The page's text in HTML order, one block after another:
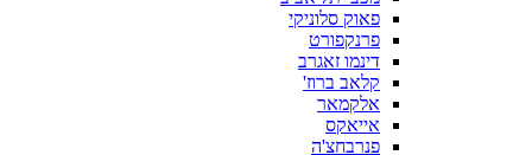
פאוק סלוניקי
פרנקפורט
דינמו זאגרב
קלאב ברוז'
אלקמאר
אייאקס
פנרבחצ'ה